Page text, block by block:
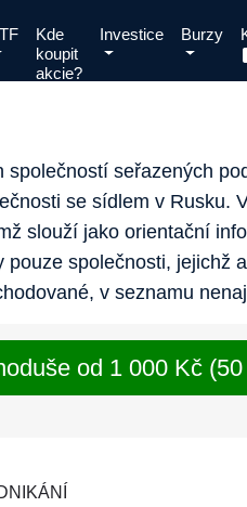
Kde
koupit
akcie?
Investice Burzy
seřazených
se sídlem v Rusku.
slouží jako orientační
společnosti, jejichž
v seznamu
od 1 000 Kč (50